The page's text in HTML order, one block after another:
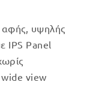
αφής, υψηλής
IPS Panel
view